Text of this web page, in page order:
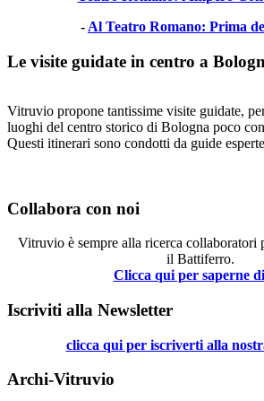
-Al Teatro Romano: Prima
Le visite guidate in centro a
Vitruvio propone tantissime visite guidate,
luoghi del centro storico di Bologna poco
Questi itinerari sono condotti da guide
Collabora con noi
Vitruvio è sempre alla ricerca collaboratori
il Battiferro.
Clicca qui per saperne
Iscriviti alla Newsletter
clicca qui per iscriverti alla
Archi-Vitruvio